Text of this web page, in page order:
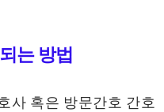
는 방법
사 혹은 방문간호 간호